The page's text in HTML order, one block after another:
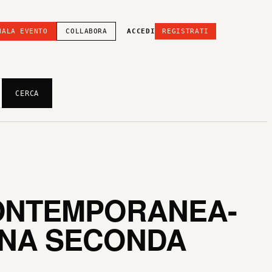
EVENTO COLLABORA ACCEDI REGISTRATI
CERCA
SECONDA